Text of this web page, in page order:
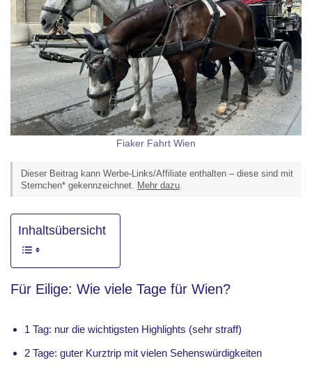
Fiaker Fahrt Wien
Dieser Beitrag kann Werbe-Links/Affiliate enthalten – diese sind mit
Sternchen* gekennzeichnet. Mehr dazu.
Inhaltsübersicht
Für Eilige: Wie viele Tage für Wien?
1 Tag: nur die wichtigsten Highlights (sehr straff)
2 Tage: guter Kurztrip mit vielen Sehenswürdigkeiten